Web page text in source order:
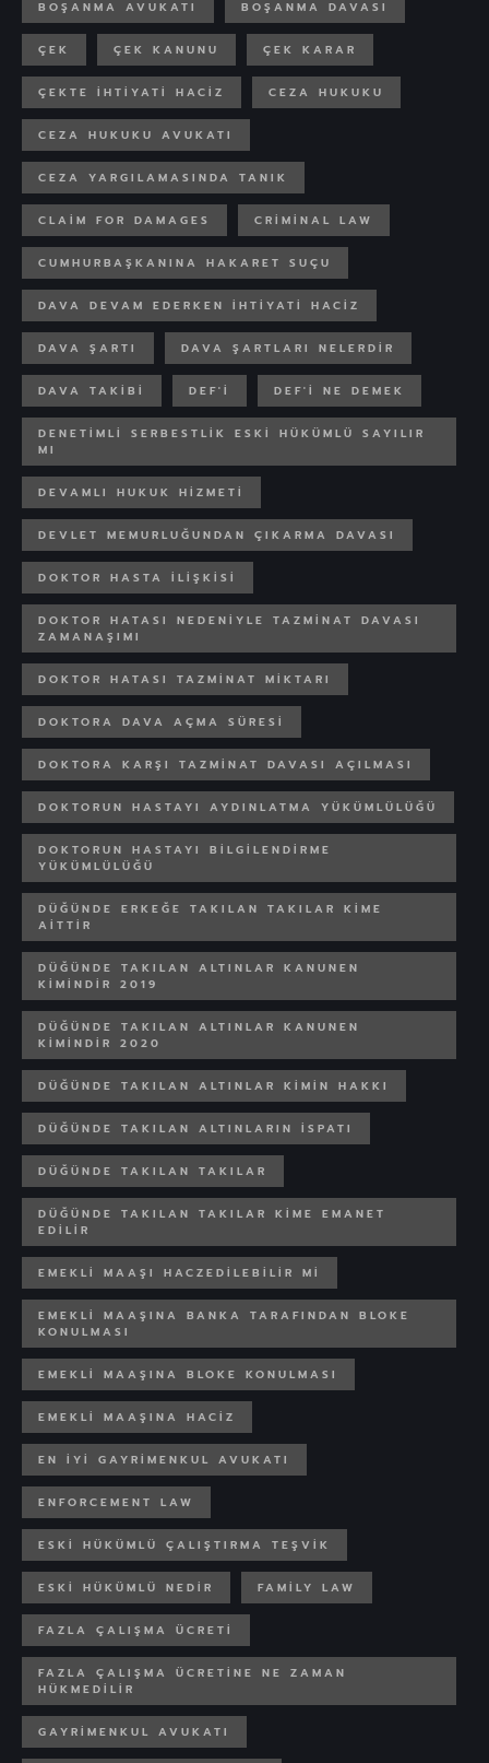
BOŞANMA AVUKATI BOŞANMA DAVASI
ÇEK ÇEK KANUNU ÇEK KARAR
ÇEKTE IHTIYATI HACIZ CEZA HUKUKU
CEZA HUKUKU AVUKATI
CEZA YARGILAMASINDA TANIK
CLAIM FOR DAMAGES CRIMINAL LAW
CUMHURBAŞKANINA HAKARET SUÇU
DAVA DEVAM EDERKEN IHTIYATI HACIZ
DAVA ŞARTI DAVA ŞARTLARI NELERDIR
DAVA TAKIBI DEF'I DEF'I NE DEMEK
DENETIMLI SERBESTLIK ESKI HÜKÜMLÜ SAYILIR
MI
DEVAMLI HUKUK HIZMETI
DEVLET MEMURLUĞUNDAN ÇIKARMA DAVASI
DOKTOR HASTA ILIŞKISI
DOKTOR HATASI NEDENIYLE TAZMINAT DAVASI
ZAMANAŞIMI
DOKTOR HATASI TAZMINAT MIKTARI
DOKTORA DAVA AÇMA SÜRESI
DOKTORA KARŞI TAZMINAT DAVASI AÇILMASI
DOKTORUN HASTAYI AYDINLATMA YÜKÜMLÜLÜĞÜ
DOKTORUN HASTAYI BILGILENDIRME
YÜKÜMLÜLÜĞÜ
DÜĞÜNDE ERKEĞE TAKILAN TAKILAR KIME
AITTIR
DÜĞÜNDE TAKILAN ALTINLAR KANUNEN
KIMINDIR 2019
DÜĞÜNDE TAKILAN ALTINLAR KANUNEN
KIMINDIR 2020
DÜĞÜNDE TAKILAN ALTINLAR KIMIN HAKKI
DÜĞÜNDE TAKILAN ALTINLARIN ISPATI
DÜĞÜNDE TAKILAN TAKILAR
DÜĞÜNDE TAKILAN TAKILAR KIME EMANET
EDILIR
EMEKLI MAAŞI HACZEDILEBILIR MI
EMEKLI MAAŞINA BANKA TARAFINDAN BLOKE
KONULMASI
EMEKLI MAAŞINA BLOKE KONULMASI
EMEKLI MAAŞINA HACIZ
EN IYI GAYRIMENKUL AVUKATI
ENFORCEMENT LAW
ESKI HÜKÜMLÜ ÇALIŞTIRMA TEŞVIK
ESKI HÜKÜMLÜ NEDIR FAMILY LAW
FAZLA ÇALIŞMA ÜCRETI
FAZLA ÇALIŞMA ÜCRETINE NE ZAMAN
HÜKMEDILIR
GAYRIMENKUL AVUKATI